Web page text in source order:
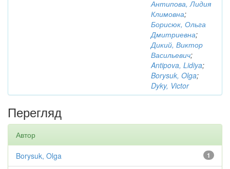
Антипова, Лидия
Климовна;
Борисюк, Ольга
Дмитриевна;
Дикий, Виктор
Васильевич;
Antipova, Lidiya;
Borysuk, Olga;
Dyky, Victor
Перегляд
Автор
1
Borysuk, Olga